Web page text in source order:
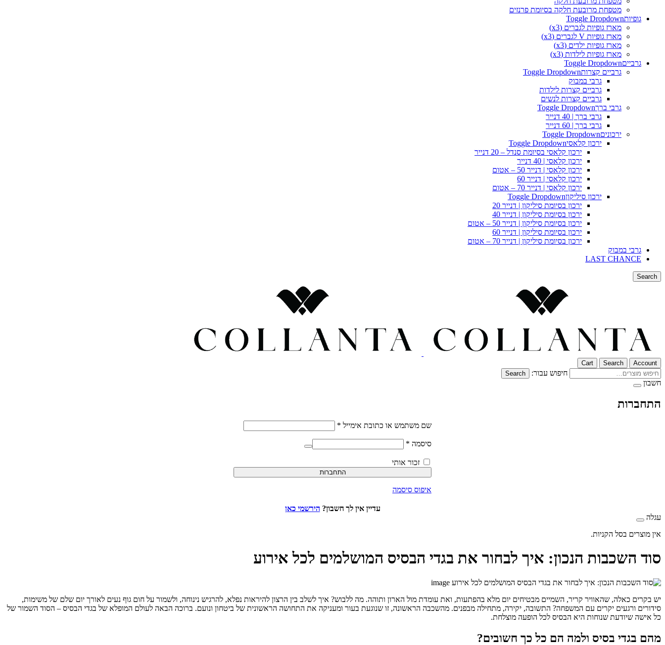
מטפחת מרובעת חלקה בסיומת פרנזים
גופיותToggle Dropdown
מארז גופיות לגברים (x3)
מארז גופיות V לגברים (x3)
מארז גופיות ילדים (x3)
מארז גופיות לילדות (x3)
גרבייםToggle Dropdown
גרביים קצרותToggle Dropdown
גרבי במבוק
גרביים קצרות לילדות
גרביים קצרות לנשים
גרבי ברךToggle Dropdown
גרבי ברך | 40 דנייר
גרבי ברך | 60 דנייר
ירכוניםToggle Dropdown
ירכון קלאסיToggle Dropdown
ירכון קלאסי בסיומת סנדל – 20 דנייר
ירכון קלאסי | 40 דנייר
ירכון קלאסי | דנייר 50 – אטום
ירכון קלאסי | דנייר 60
ירכון קלאסי | דנייר 70 – אטום
ירכון סיליקוןToggle Dropdown
ירכון בסיומת סיליקון | דנייר 20
ירכון בסיומת סיליקון | דנייר 40
ירכון בסיומת סיליקון | דנייר 50 – אטום
ירכון בסיומת סיליקון | דנייר 60
ירכון בסיומת סיליקון | דנייר 70 – אטום
גרבי במבוק
LAST CHANCE
Search
Account
Search
Cart
חיפוש עבור: Search
חשבון
התחברות
שם משתמש או כתובת אימייל *
סיסמה *
זכור אותי
התחברות
איפוס סיסמה
עדיין אין לך חשבון? הירשמי כאן
עגלה
אין מוצרים בסל הקניות.
סוד השכבות הנכון: איך לבחור את בגדי הבסיס המושלמים לכל אירוע
יש בקרים כאלה, שהאוויר קריר, השמיים מבטיחים יום מלא בהפתעות, ואת עומדת מול הארון ותוהה. מה ללבוש? איך לשלב בין הרצון להיראות נפלא, להרגיש נינוחה, ולשמור על חום גוף נעים לאורך יום שלם של משימות,
סידורים ורגעים יקרים עם המשפחה? התשובה, יקירה, מתחילה מבפנים. מהשכבה הראשונה, זו שנוגעת בעור ומעניקה את התחושה הראשונית של ביטחון ונועם. ברוכה הבאה לעולם המופלא של בגדי הבסיס – הסוד השמור של
כל אישה שיודעת שנוחות היא הבסיס לכל הופעה מוצלחת.
מהם בגדי בסיס ולמה הם כל כך חשובים?